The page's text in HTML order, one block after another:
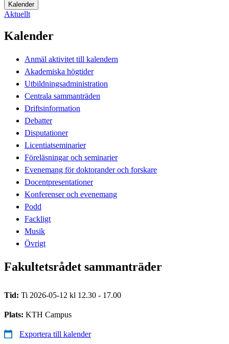
Kalender
Aktuellt
Kalender
Anmäl aktivitet till kalendern
Akademiska högtider
Utbildningsadministration
Centrala sammanträden
Driftsinformation
Debatter
Disputationer
Licentiatseminarier
Föreläsningar och seminarier
Evenemang för doktorander och forskare
Docentpresentationer
Konferenser och evenemang
Podd
Fackligt
Musik
Övrigt
Fakultetsrådet sammanträder
Tid: Ti 2026-05-12 kl 12.30 - 17.00
Plats: KTH Campus
Exportera till kalender